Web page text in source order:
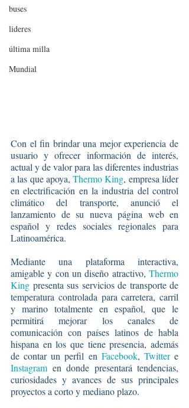
buses
lideres
última milla
Mundial
Con el fin brindar una mejor experiencia de
usuario y ofrecer información de interés,
actual y de valor para las diferentes industrias
a las que apoya, Thermo King, empresa líder
en electrificación en la industria del control
climático del transporte, anunció el
lanzamiento de su nueva página web en
español y redes sociales regionales para
Latinoamérica.
Mediante una plataforma interactiva,
amigable y con un diseño atractivo, Thermo
King presenta sus servicios de transporte de
temperatura controlada para carretera, carril
y marino totalmente en español, que le
permitirá mejorar los canales de
comunicación con países latinos de habla
hispana en los que tiene presencia, además
de contar un perfil en Facebook, Twitter
Instagram en donde presentará tendencias,
curiosidades y avances de sus principales
proyectos a corto y mediano plazo.